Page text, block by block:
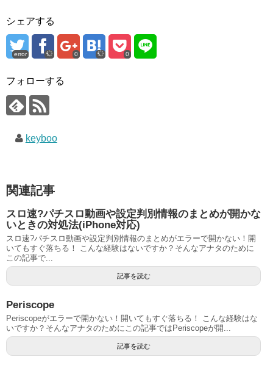
シェアする
error 0 0
フォローする
keyboo
関連記事
スロ速?パチスロ動画や設定判別情報のまとめが開かな
いときの対処法(iPhone対応)
スロ速?パチスロ動画や設定判別情報のまとめがエラーで開かない！開
いてもすぐ落ちる！ こんな経験はないですか？そんなアナタのために
この記事で...
記事を読む
Periscope
Periscopeがエラーで開かない！開いてもすぐ落ちる！ こんな経験はな
いですか？そんなアナタのためにこの記事ではPeriscopeが開...
記事を読む